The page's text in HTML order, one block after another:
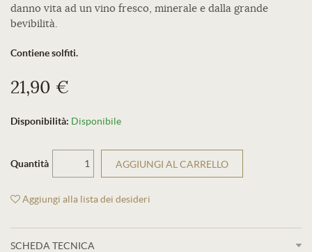
danno vita ad un vino fresco, minerale e dalla grande
bevibilità.
Contiene solfiti.
21,90 €
Disponibilità: Disponibile
Quantità AGGIUNGI AL CARRELLO
Aggiungi alla lista dei desideri
SCHEDA TECNICA